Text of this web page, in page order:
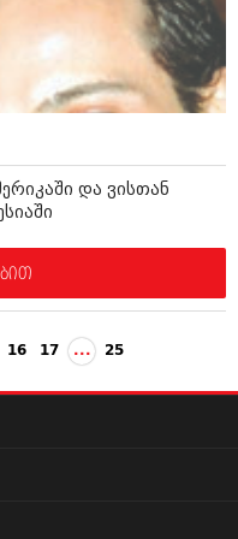
და ვისთან
16 17 ... 25